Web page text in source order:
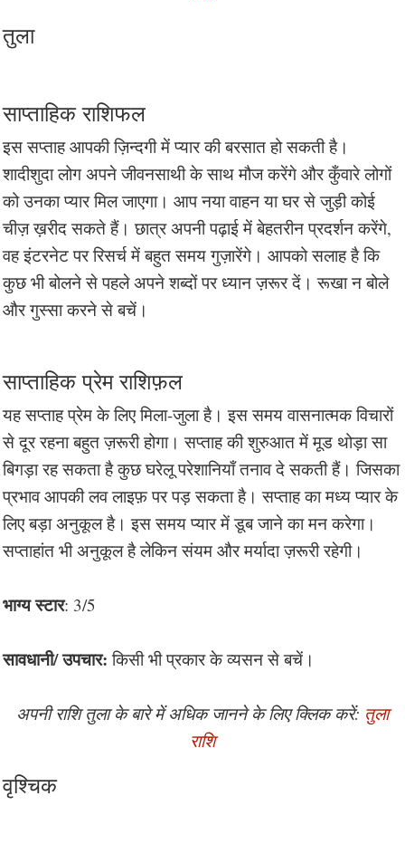
तुला
साप्ताहिक राशिफल
इस सप्ताह आपकी ज़िन्दगी में प्यार की बरसात हो सकती है।
शादीशुदा लोग अपने जीवनसाथी के साथ मौज करेंगे और कुँवारे लोगों
को उनका प्यार मिल जाएगा। आप नया वाहन या घर से जुड़ी कोई
चीज़ ख़रीद सकते हैं। छात्र अपनी पढ़ाई में बेहतरीन प्रदर्शन करेंगे,
वह इंटरनेट पर रिसर्च में बहुत समय गुज़ारेंगे। आपको सलाह है कि
कुछ भी बोलने से पहले अपने शब्दों पर ध्यान ज़रूर दें। रूखा न बोले
और गुस्सा करने से बचें।
साप्ताहिक प्रेम राशिफ़ल
यह सप्ताह प्रेम के लिए मिला-जुला है। इस समय वासनात्मक विचारों
से दूर रहना बहुत ज़रूरी होगा। सप्ताह की शुरुआत में मूड थोड़ा सा
बिगड़ा रह सकता है कुछ घरेलू परेशानियाँ तनाव दे सकती हैं। जिसका
प्रभाव आपकी लव लाइफ़ पर पड़ सकता है। सप्ताह का मध्य प्यार के
लिए बड़ा अनुकूल है। इस समय प्यार में डूब जाने का मन करेगा।
सप्ताहांत भी अनुकूल है लेकिन संयम और मर्यादा ज़रूरी रहेगी।
भाग्य स्टार: 3/5
सावधानी/ उपचार: किसी भी प्रकार के व्यसन से बचें।
अपनी राशि तुला के बारे में अधिक जानने के लिए क्लिक करें: तुला
राशि
वृश्चिक